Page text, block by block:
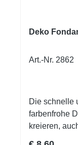
Deko
Art.-Nr. 2862
Die schnelle
farbenfrohe
kreieren,